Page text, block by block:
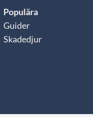
Populära
Guider
Skadedjur